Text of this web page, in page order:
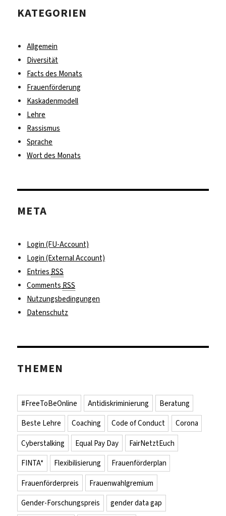
KATEGORIEN
Allgemein
Diversität
Facts des Monats
Frauenförderung
Kaskadenmodell
Lehre
Rassismus
Sprache
Wort des Monats
META
Login (FU-Account)
Login (External Account)
Entries RSS
Comments RSS
Nutzungsbedingungen
Datenschutz
THEMEN
#FreeToBeOnline Antidiskriminierung
Beratung
Beste Lehre
Coaching Code of Conduct
Corona
Cyberstalking
Equal Pay Day
FairNetztEuch
FINTA*
Flexibilisierung
Frauenförderplan
Frauenförderpreis
Frauenwahlgremium
Gender-Forschungspreis
gender data gap